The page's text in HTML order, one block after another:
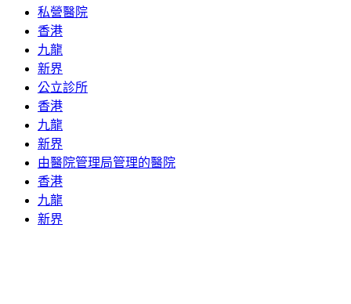
私營醫院
香港
九龍
新界
公立診所
香港
九龍
新界
由醫院管理局管理的醫院
香港
九龍
新界